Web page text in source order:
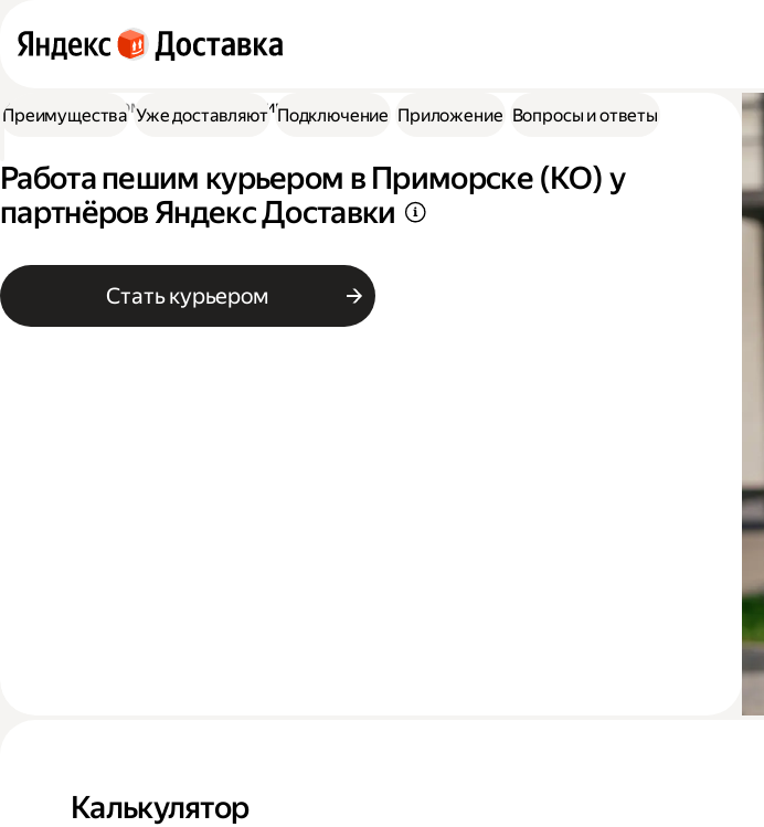
Работа курьером Работа пешим курьером
Работа пешим курьером в Приморске (КО) у
партнёров Яндекс Доставки
Стать курьером
Преимущества Уже доставляют Подключение Приложение Вопросы и ответы
Калькулятор